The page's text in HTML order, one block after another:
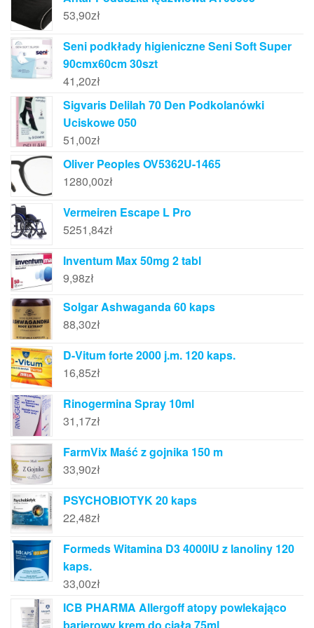
53,90zł
Seni podkłady higieniczne Seni Soft Super
90cmx60cm 30szt
41,20zł
Sigvaris Delilah 70 Den Podkolanówki
Uciskowe 050
51,00zł
Oliver Peoples OV5362U-1465
1280,00zł
Vermeiren Escape L Pro
5251,84zł
Inventum Max 50mg 2 tabl
9,98zł
Solgar Ashwaganda 60 kaps
88,30zł
D-Vitum forte 2000 j.m. 120 kaps.
16,85zł
Rinogermina Spray 10ml
31,17zł
FarmVix Maść z gojnika 150 m
33,90zł
PSYCHOBIOTYK 20 kaps
22,48zł
Formeds Witamina D3 4000IU z lanoliny 120
kaps.
33,00zł
ICB PHARMA Allergoff atopy powlekająco
barierowy krem do ciała 75ml